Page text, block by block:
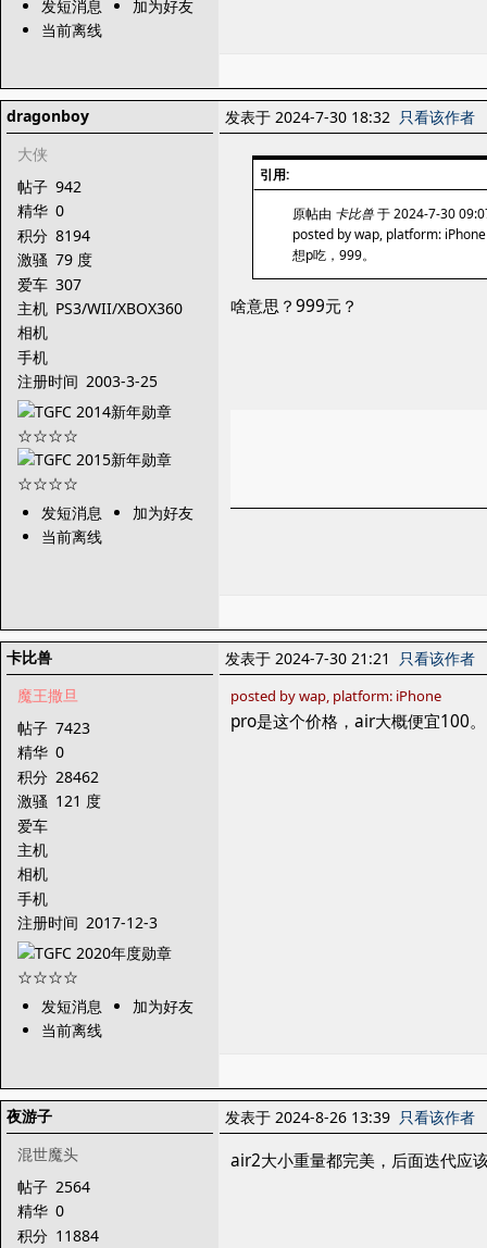
发短消息
加为好友
当前离线
dragonboy
大侠
帖子 942
精华 0
积分 8194
激骚 79 度
爱车 307
主机 PS3/WII/XBOX360
相机
手机
注册时间 2003-3-25
发短消息
加为好友
当前离线
发表于 2024-7-30 18:32 只看该作者
引用:
原帖由 卡比兽于 2024-7-30
posted by wap, platform: iPhone
想p吃，999。
啥意思？999元？
卡比兽
魔王撒旦
帖子 7423
精华 0
积分 28462
激骚 121 度
爱车
主机
相机
手机
注册时间 2017-12-3
发短消息
加为好友
当前离线
发表于 2024-7-30 21:21 只看该作者
posted by wap, platform: iPhone
pro是这个价格，air大概便宜100。
夜游子
混世魔头
帖子 2564
精华 0
积分 11884
发表于 2024-8-26 13:39 只看该作者
air2大小重量都完美，后面迭代应